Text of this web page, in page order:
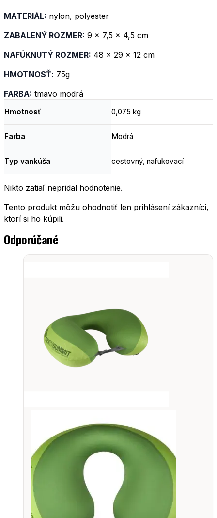
MATERIÁL: nylon, polyester
ZABALENÝ ROZMER: 9 x 7,5 x 4,5 cm
NAFÚKNUTÝ ROZMER: 48 x 29 x 12 cm
HMOTNOSŤ: 75g
FARBA: tmavo modrá
Hmotnosť 0,075 kg
Farba Modrá
Typ vankúša cestovný, nafukovací
Nikto zatiaľ nepridal hodnotenie.
Tento produkt môžu ohodnotiť len prihlásení zákazníci,
ktorí si ho kúpili.
Odporúčané